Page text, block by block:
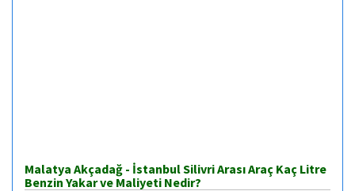
Malatya Akçadağ - İstanbul Silivri Arası Araç Kaç Litre
Benzin Yakar ve Maliyeti Nedir?